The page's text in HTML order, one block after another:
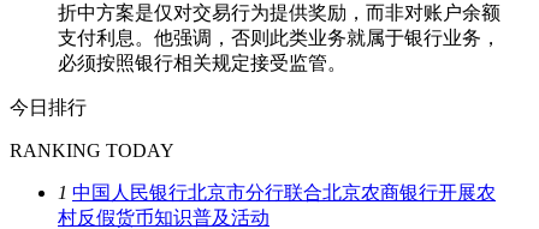
折中方案是仅对交易行为提供奖励，而非对账户余额
支付利息。他强调，否则此类业务就属于银行业务，
必须按照银行相关规定接受监管。
今日排行
RANKING TODAY
1 中国人民银行北京市分行联合北京农商银行开展农
村反假货币知识普及活动